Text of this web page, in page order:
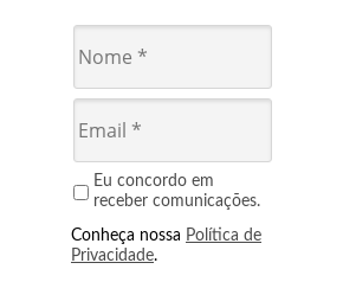
Eu concordo em
receber comunicações.
Conheça nossa Política de
Privacidade.